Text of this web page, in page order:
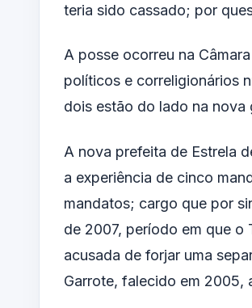
teria sido cassado; por
A posse ocorreu na
políticos e correligionários
dois estão do lado na nova
A nova prefeita de Estrela
a experiência de cinco
mandatos; cargo que por
de 2007, período em que
acusada de forjar uma
Garrote, falecido em 2005,